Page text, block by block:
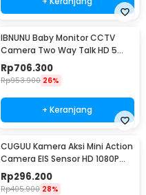
IBNUNU Baby Monitor CCTV
Camera Two Way Talk HD 5
Inch Monitor 3000mAh - SM650
Rp706.300
Rp953.900 26%
+ Keranjang
CUGUU Kamera Aksi Mini Action
Camera EIS Sensor HD 1080P
WiFi 500mAh - C3PRO
Rp296.200
Rp405.900 28%